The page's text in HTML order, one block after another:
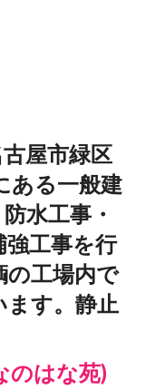
古屋市緑区
ある一般建
水工事・
強工事を行
の工場内で
ます。静止
のはな苑)